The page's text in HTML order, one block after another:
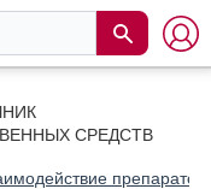
СРЕДСТВ
препаратов